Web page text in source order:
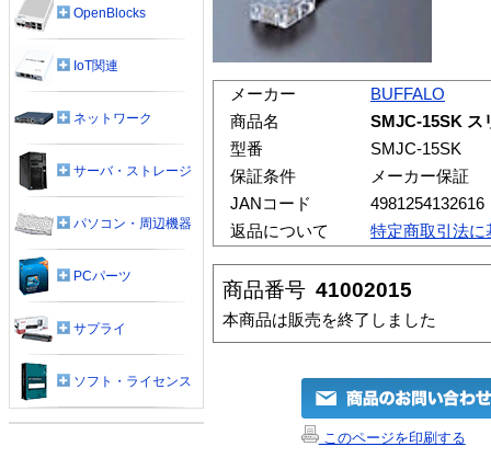
メーカー
BUFFALO
商品名
SMJC-15SK ス
型番
SMJC-15SK
保証条件
メーカー保証
JANコード
4981254132616
返品について
特定商取引法に
商品番号 41002015
本商品は販売を終了しました
このページを印刷する
OpenBlocks
IoT関連
ネットワーク
サーバ・ストレージ
パソコン・周辺機器
PCパーツ
サプライ
ソフト・ライセンス